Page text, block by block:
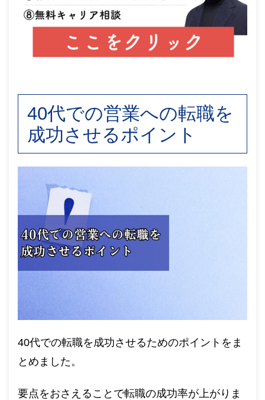
40代での営業への転職を
成功させるポイント
40代での転職を成功させるためのポイントをま
とめました。
要点をおさえることで転職の成功率が上がりま